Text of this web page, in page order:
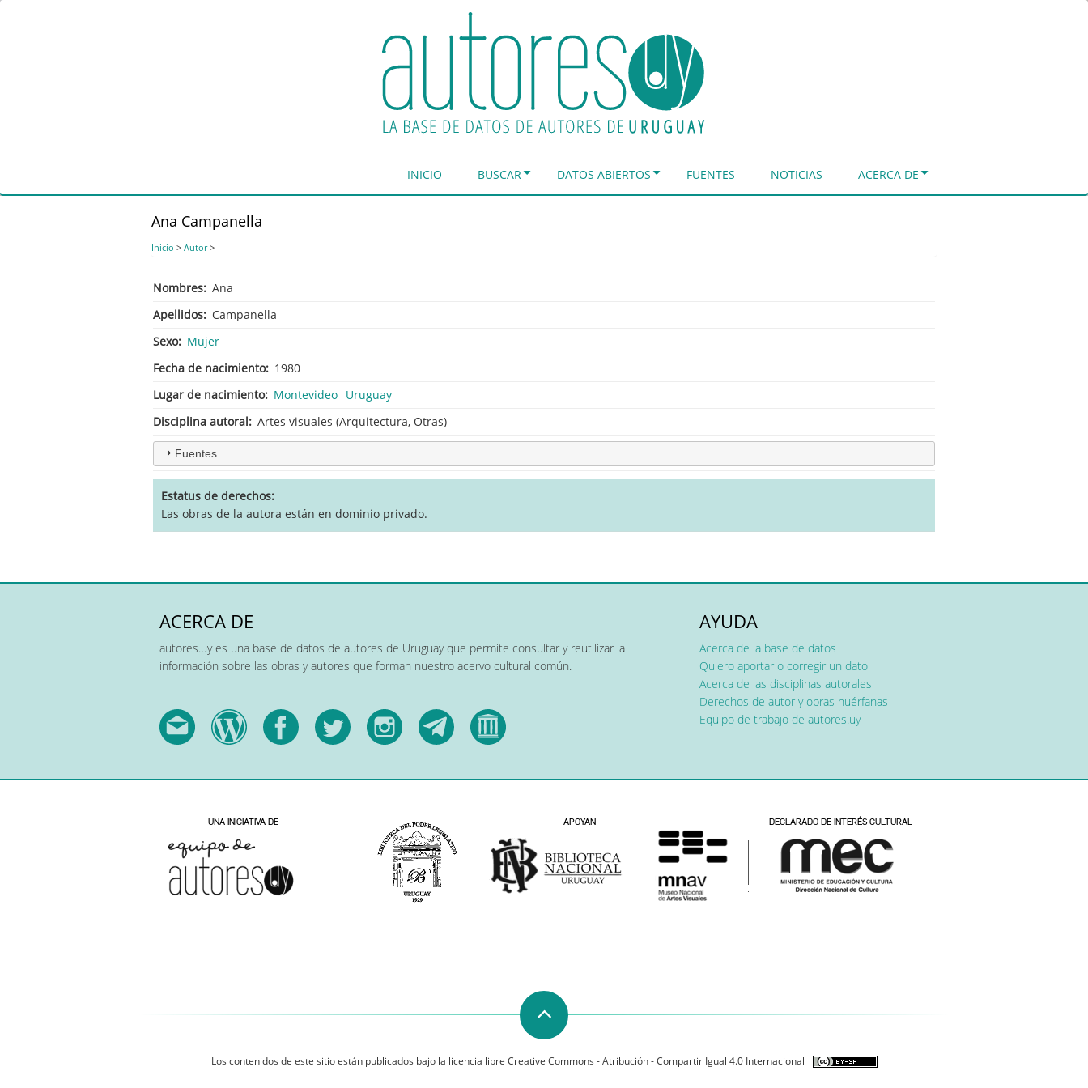
INICIO BUSCAR DATOS ABIERTOS FUENTES NOTICIAS ACERCA DE
Ana Campanella
Inicio > Autor>
Nombres Ana
Apellidos
Campanella
Sexo
Mujer
Fecha de nacimiento
1980
Lugar de nacimiento
Montevideo Uruguay
Disciplina autoral
Artes visuales (Arquitectura, Otras)
Fuentes
Estatus de derechos
Las obras de la autora están en dominio privado.
ACERCA DE
autores.uy es una base de datos de autores de Uruguay que permite consultar y reutilizar la
información sobre las obras y autores que forman nuestro acervo cultural común.
AYUDA
Acerca de la base de datos
Quiero aportar o corregir un dato
Acerca de las disciplinas autorales
Derechos de autor y obras huérfanas
Equipo de trabajo de autores.uy
Los contenidos de este sitio están publicados bajo la licencia libre Creative Commons - Atribución - Compartir Igual 4.0 Internacional